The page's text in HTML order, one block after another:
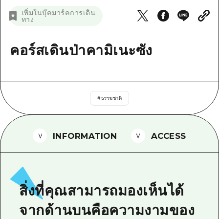
มาตรฐาน
การรักษา
ธรรมชาติ
บริเวณรอบๆ มิยาจิมะ
จังหวัดเอฮิเมะ
สรุปการจราจรรอง
ตั๋วเที่ยวคุ้มค่าตั๋วเที่ยวคุ้มค่า
ฮิโรชิม่า ฟรี Wi-Fi
คำถามที่พบบ่อย
ดาวน์โหลดรูปภาพ
ข่าว
เพิ่มในบุ๊คมาร์คการเดิน
ทาง
คอร์สเดินป่าคามิเนะซัง
#ธรรมชาติ
INFORMATION ACCESS
สิ่งที่คุณสามารถมองเห็นได้
จากด้านบนคือความงามของ